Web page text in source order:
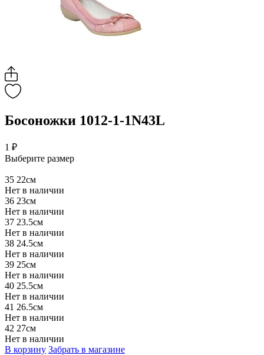
Босоножки 1012-1-1N43L
1 ₽
Выберите размер
35 22см
Нет в наличии
36 23см
Нет в наличии
37 23.5см
Нет в наличии
38 24.5см
Нет в наличии
39 25см
Нет в наличии
40 25.5см
Нет в наличии
41 26.5см
Нет в наличии
42 27см
Нет в наличии
В корзину Забрать в магазине